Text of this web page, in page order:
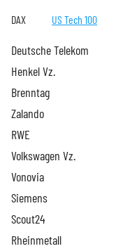
DAX US Tech 100
Deutsche Telekom
Henkel Vz.
Brenntag
Zalando
RWE
Volkswagen Vz.
Vonovia
Siemens
Scout24
Rheinmetall